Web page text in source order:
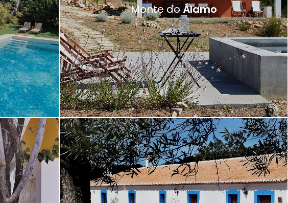
Monte doÁlamo